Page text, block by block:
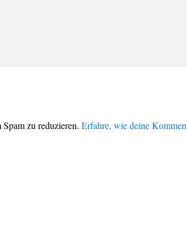
zu reduzieren. Erfahre, wie deine